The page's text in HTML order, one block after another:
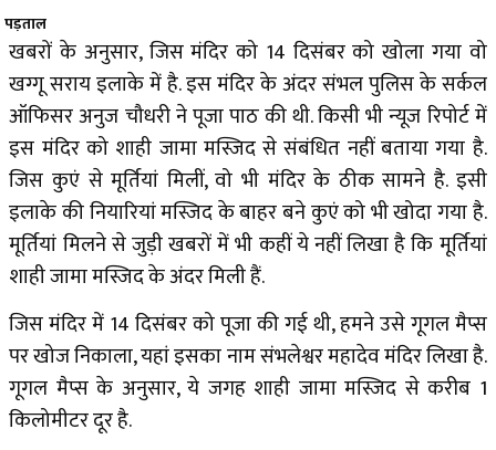
पड़ताल
खबरों के अनुसार, जिस मंदिर को 14 दिसंबर को खोला गया वो
खग्गू सराय इलाके में है. इस मंदिर के अंदर संभल पुलिस के सर्कल
ऑफिसर अनुज चौधरी ने पूजा पाठ की थी. किसी भी न्यूज रिपोर्ट में
इस मंदिर को शाही जामा मस्जिद से संबंधित नहीं बताया गया है.
जिस कुएं से मूर्तियां मिलीं, वो भी मंदिर के ठीक सामने है. इसी
इलाके की नियारियां मस्जिद के बाहर बने कुएं को भी खोदा गया है.
मूर्तियां मिलने से जुड़ी खबरों में भी कहीं ये नहीं लिखा है कि मूर्तियां
शाही जामा मस्जिद के अंदर मिली हैं.
जिस मंदिर में 14 दिसंबर को पूजा की गई थी, हमने उसे गूगल मैप्स
पर खोज निकाला, यहां इसका नाम संभलेश्वर महादेव मंदिर लिखा है.
गूगल मैप्स के अनुसार, ये जगह शाही जामा मस्जिद से करीब 1
किलोमीटर दूर है.